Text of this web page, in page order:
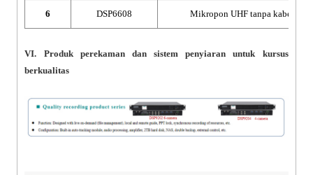
6 DSP6608 Mikropon UHF tanpa kabel
VI. Produk perekaman dan sistem penyiaran untuk kursus
berkualitas